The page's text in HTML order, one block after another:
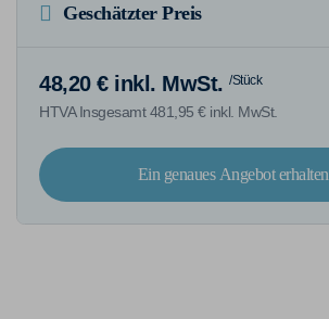
Geschätzter Preis
48,20 € inkl. MwSt. /Stück
HTVA Insgesamt 481,95 € inkl. MwSt.
Ein genaues Angebot erhalten